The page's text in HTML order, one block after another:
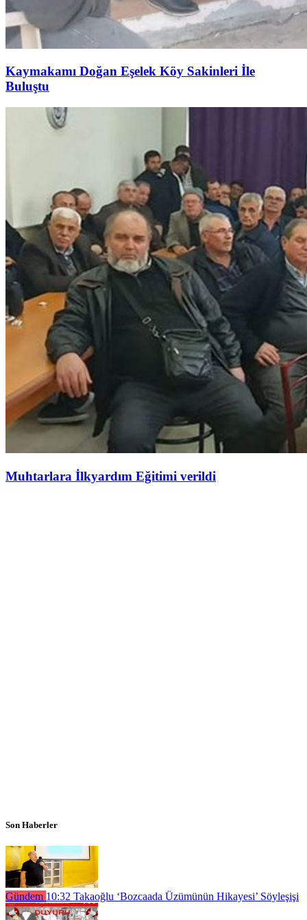
Kaymakamı Doğan Eşelek Köy Sakinleri İle
Buluştu
Muhtarlara İlkyardım Eğitimi verildi
Son Haberler
Gündem 10:32 Takaoğlu ‘Bozcaada Üzümünün Hikayesi’ Söyleşişi